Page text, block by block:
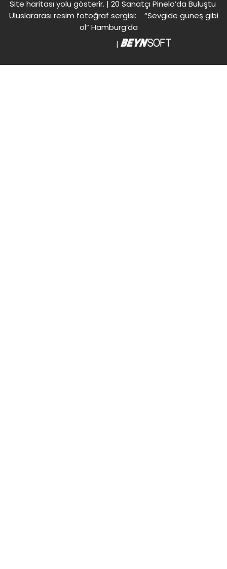
Site haritası yolu gösterir. | 20 Sanatçı Pinelo’da Buluştu
Uluslararası resim fotoğraf sergisi: “Sevgide güneş gibi
ol” Hamburg’da
|